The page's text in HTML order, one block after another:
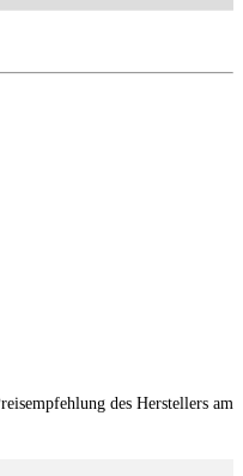
des Herstellers am